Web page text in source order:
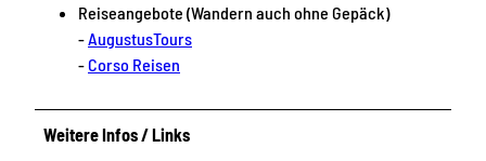
Reiseangebote (Wandern auch ohne Gepäck)
-AugustusTours
-Corso Reisen
Weitere Infos / Links